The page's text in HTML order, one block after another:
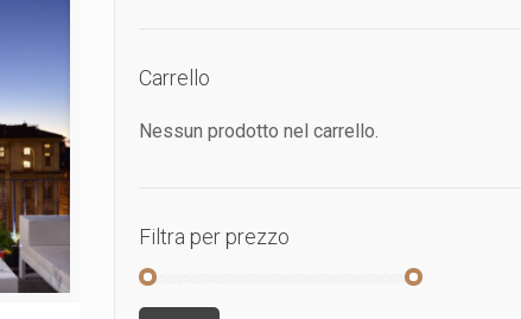
Carrello
Nessun prodotto nel carrello.
Filtra per prezzo